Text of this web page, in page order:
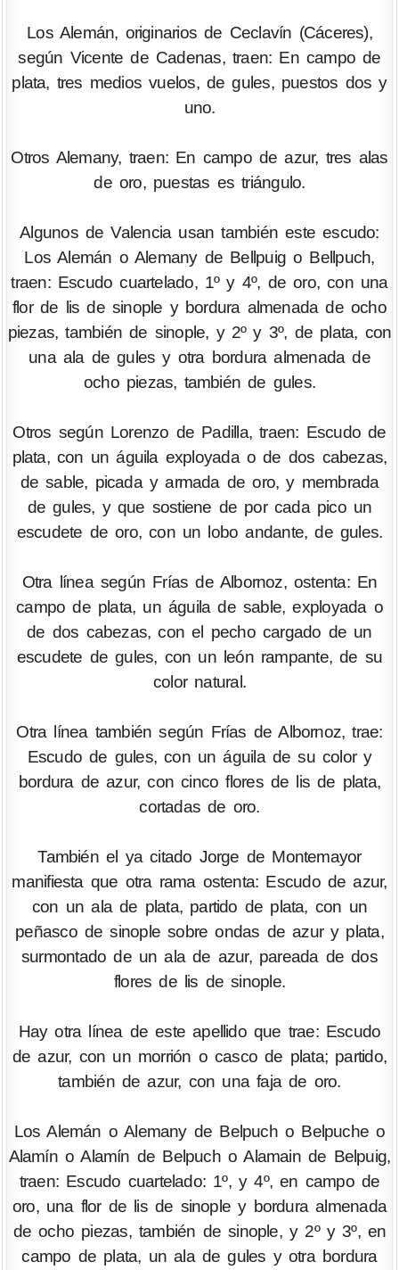
Los Alemán, originarios de Ceclavín (Cáceres),
según Vicente de Cadenas, traen: En campo de
plata, tres medios vuelos, de gules, puestos dos y
uno.
Otros Alemany, traen: En campo de azur, tres alas
de oro, puestas es triángulo.
Algunos de Valencia usan también este escudo:
Los Alemán o Alemany de Bellpuig o Bellpuch,
traen: Escudo cuartelado, 1º y 4º, de oro, con una
flor de lis de sinople y bordura almenada de ocho
piezas, también de sinople, y 2º y 3º, de plata, con
una ala de gules y otra bordura almenada de
ocho piezas, también de gules.
Otros según Lorenzo de Padilla, traen: Escudo de
plata, con un águila exployada o de dos cabezas,
de sable, picada y armada de oro, y membrada
de gules, y que sostiene de por cada pico un
escudete de oro, con un lobo andante, de gules.
Otra línea según Frías de Albornoz, ostenta: En
campo de plata, un águila de sable, exployada o
de dos cabezas, con el pecho cargado de un
escudete de gules, con un león rampante, de su
color natural.
Otra línea también según Frías de Albornoz, trae:
Escudo de gules, con un águila de su color y
bordura de azur, con cinco flores de lis de plata,
cortadas de oro.
También el ya citado Jorge de Montemayor
manifiesta que otra rama ostenta: Escudo de azur,
con un ala de plata, partido de plata, con un
peñasco de sinople sobre ondas de azur y plata,
surmontado de un ala de azur, pareada de dos
flores de lis de sinople.
Hay otra línea de este apellido que trae: Escudo
de azur, con un morrión o casco de plata; partido,
también de azur, con una faja de oro.
Los Alemán o Alemany de Belpuch o Belpuche o
Alamín o Alamín de Belpuch o Alamain de Belpuig,
traen: Escudo cuartelado: 1º, y 4º, en campo de
oro, una flor de lis de sinople y bordura almenada
de ocho piezas, también de sinople, y 2º y 3º, en
campo de plata, un ala de gules y otra bordura